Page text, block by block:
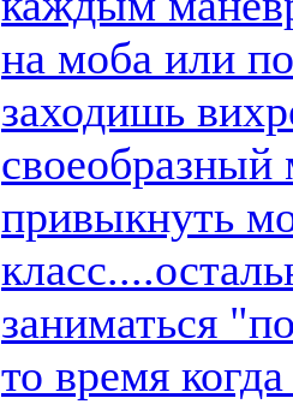
на моба или
заходишь
своеобразный
привыкнуть
заниматься
то время